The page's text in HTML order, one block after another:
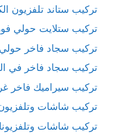
تركيب ستاند تلفزيون
تركيب ستلايت حولي
تركيب سجاد فاخر حولي
تركيب سجاد فاخر في
تركيب سيراميك فاخر
تركيب شاشات
تركيب شاشات